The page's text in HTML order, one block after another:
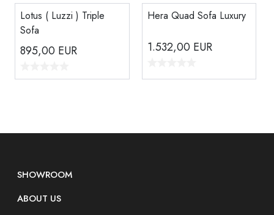
Lotus ( Luzzi ) Triple
Sofa
895,00 EUR
Hera Quad Sofa Luxury
1.532,00 EUR
SHOWROOM
ABOUT US